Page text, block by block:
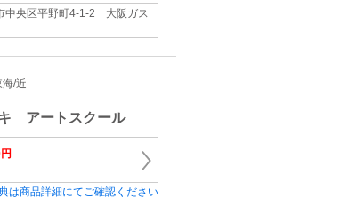
中央区平野町4-1-2 大阪ガス
/近
アートスクール
は商品詳細にてご確認ください